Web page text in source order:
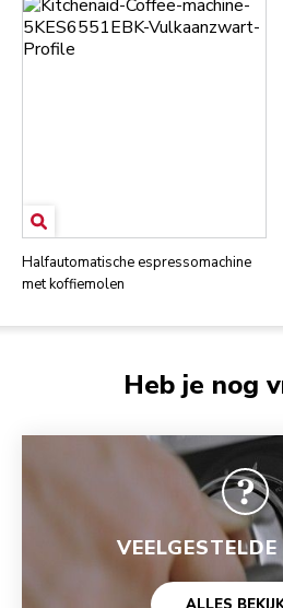
Halfautomatische espressomachine
met koffiemolen
Heb je nog